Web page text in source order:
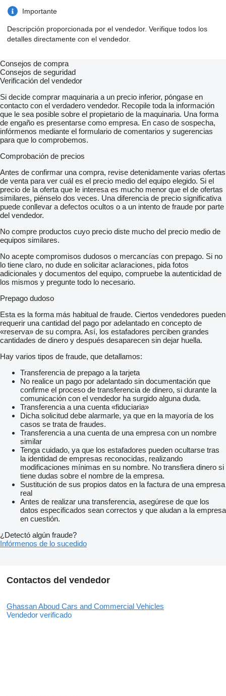
Importante
Descripción proporcionada por el vendedor. Verifique todos los
detalles directamente con el vendedor.
Consejos de compra
Consejos de seguridad
Verificación del vendedor
Si decide comprar maquinaria a un precio inferior, póngase en
contacto con el verdadero vendedor. Recopile toda la información
que le sea posible sobre el propietario de la maquinaria. Una forma
de engaño es presentarse como empresa. En caso de sospecha,
infórmenos mediante el formulario de comentarios y sugerencias
para que lo comprobemos.
Comprobación de precios
Antes de confirmar una compra, revise detenidamente varias ofertas
de venta para ver cuál es el precio medio del equipo elegido. Si el
precio de la oferta que le interesa es mucho menor que el de ofertas
similares, piénselo dos veces. Una diferencia de precio significativa
puede conllevar a defectos ocultos o a un intento de fraude por parte
del vendedor.
No compre productos cuyo precio diste mucho del precio medio de
equipos similares.
No acepte compromisos dudosos o mercancías con prepago. Si no
lo tiene claro, no dude en solicitar aclaraciones, pida fotos
adicionales y documentos del equipo, compruebe la autenticidad de
los mismos y pregunte todo lo necesario.
Prepago dudoso
Esta es la forma más habitual de fraude. Ciertos vendedores pueden
requerir una cantidad del pago por adelantado en concepto de
«reserva» de su compra. Así, los estafadores perciben grandes
cantidades de dinero y después desaparecen sin dejar huella.
Hay varios tipos de fraude, que detallamos:
Transferencia de prepago a la tarjeta
No realice un pago por adelantado sin documentación que
confirme el proceso de transferencia de dinero, si durante la
comunicación con el vendedor ha surgido alguna duda.
Transferencia a una cuenta «fiduciaria»
Dicha solicitud debe alarmarle, ya que en la mayoría de los
casos se trata de fraudes.
Transferencia a una cuenta de una empresa con un nombre
similar
Tenga cuidado, ya que los estafadores pueden ocultarse tras
la identidad de empresas reconocidas, realizando
modificaciones mínimas en su nombre. No transfiera dinero si
tiene dudas sobre el nombre de la empresa.
Sustitución de sus propios datos en la factura de una empresa
real
Antes de realizar una transferencia, asegúrese de que los
datos especificados sean correctos y que aludan a la empresa
en cuestión.
¿Detectó algún fraude?
Infórmenos de lo sucedido
Contactos del vendedor
Ghassan Aboud Cars and Commercial Vehicles
Vendedor verificado